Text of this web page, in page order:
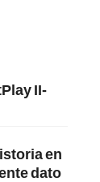
II-
en
dato